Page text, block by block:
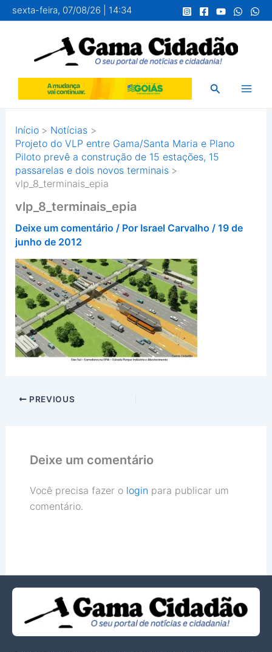
para
conteúdo
sexta-feira, 07/08/26 | 14:34
Pesquisar
Início
Notícias
Projeto do VLP entre Gama/Santa Maria e Plano
Piloto prevê a construção de 15 estações, 15
passarelas e dois novos terminais
vlp_8_terminais_epia
vlp_8_terminais_epia
Deixe um comentário / Por Israel Carvalho / 19 de
junho de 2012
PREVIOUS
Deixe um comentário
Você precisa fazer o login para publicar um
comentário.